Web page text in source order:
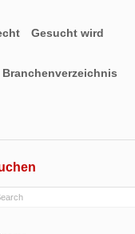
Gesucht wird
Branchenverzeichnis